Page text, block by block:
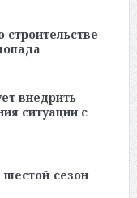
строительстве
внедрить
ситуации с
шестой сезон